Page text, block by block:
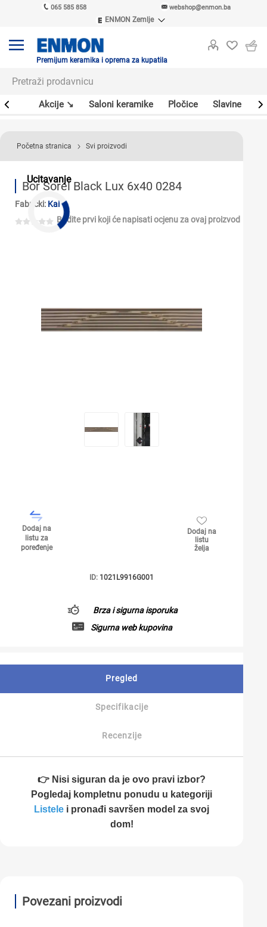
065 585 858 webshop@enmon.ba
ENMON Zemlje
ENMON MKD
Premijum keramika i oprema za kupatila
Akcije ↘ Saloni keramike Pločice Slavine
Ucitavanje
Početna stranica Svi proizvodi
Bor Sorel Black Lux 6x40 0284
Fabrički: Kai
Budite prvi koji će napisati ocjenu za ovaj proizvod
Dodaj na
listu za
poređenje
Dodaj na
listu
želja
ID: 1021L9916G001
Brza i sigurna isporuka
Sigurna web kupovina
Pregled
Specifikacije
Recenzije
👉 Nisi siguran da je ovo pravi izbor?
Pogledaj kompletnu ponudu u kategoriji
Listele i pronađi savršen model za svoj
dom!
Povezani proizvodi